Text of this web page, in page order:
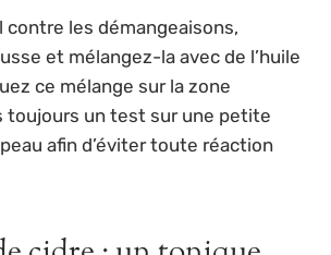
contre les démangeaisons,
et mélangez-la avec de l’huile
ce mélange sur la zone
toujours un test sur une petite
afin d’éviter toute réaction